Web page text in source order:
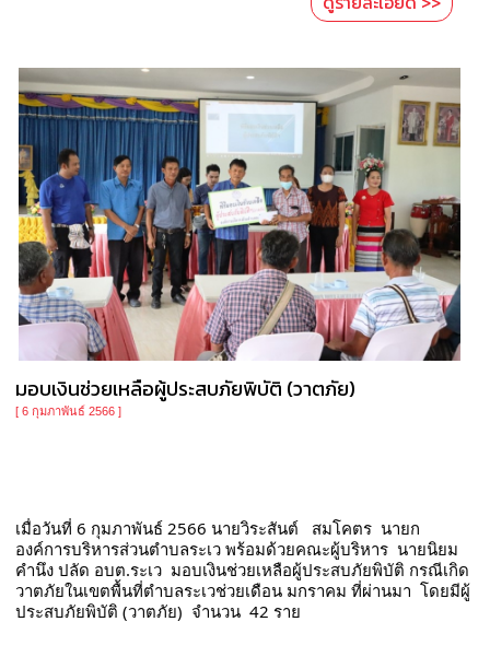
มอบเงินช่วยเหลือผู้ประสบภัยพิบัติ (วาตภัย)
[ 6 กุมภาพันธ์ 2566 ]
เมื่อวันที่ 6 กุมภาพันธ์ 2566 นายวิระสันต์   สมโคตร  นายก
องค์การบริหารส่วนตำบลระเว พร้อมด้วยคณะผู้บริหาร  นายนิยม
คำนึง ปลัด อบต.ระเว  มอบเงินช่วยเหลือผู้ประสบภัยพิบัติ กรณีเกิด
วาตภัยในเขตพื้นที่ตำบลระเวช่วยเดือน มกราคม ที่ผ่านมา  โดยมีผู้
ประสบภัยพิบัติ (วาตภัย)  จำนวน  42 ราย